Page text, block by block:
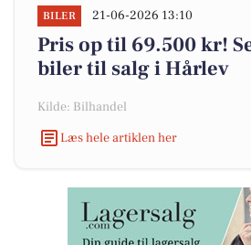
BILER 21-06-2026 13:10
Pris op til 69.500 kr!
biler til salg i Hårlev
Kilde: Bilhandel
Læs hele artiklen her